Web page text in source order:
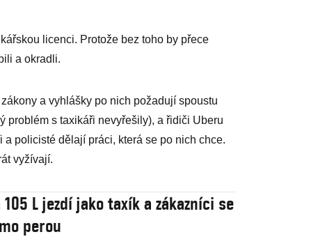
licenci. Protože bez toho by přece
a okradli.
a vyhlášky po nich požadují spoustu
problém s taxikáři nevyřešily), a řidiči Uberu
policisté dělají práci, která se po nich chce.
vyžívají.
105 L jezdí jako taxík a zákazníci se
perou